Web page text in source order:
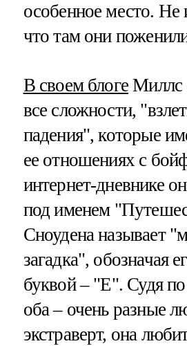
особенное место. Не
что там они
В своем блоге Миллс
все сложности,
падения", которые
ее отношениях с
интернет-дневнике
под именем
Сноудена называет
загадка", обозначая
буквой – "Е". Судя
оба – очень разные
экстраверт, она